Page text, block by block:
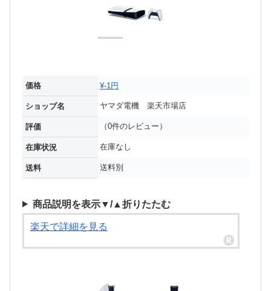
価格 ¥-1円
ショップ名 ヤマダ電機 楽天市場店
評価 （0件のレビュー）
在庫状況 在庫なし
送料 送料別
商品説明を表示▼/▲折りたたむ
楽天で詳細を見る